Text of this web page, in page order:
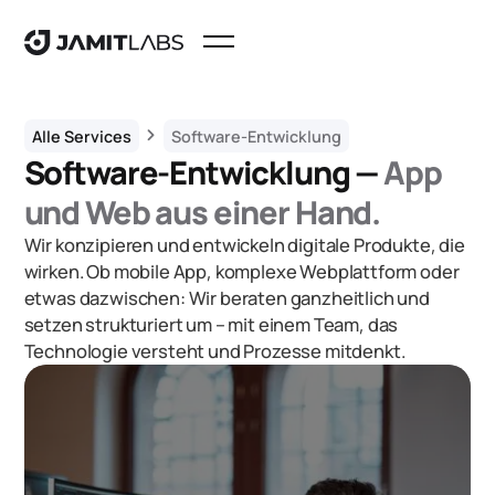
Alle Services chevron_right Software-Entwicklung
Software-Entwicklung —App
und Web aus einer Hand.
Wir konzipieren und entwickeln digitale Produkte, die
wirken. Ob mobile App, komplexe Webplattform oder
etwas dazwischen: Wir beraten ganzheitlich und
setzen strukturiert um – mit einem Team, das
Technologie versteht und Prozesse mitdenkt.